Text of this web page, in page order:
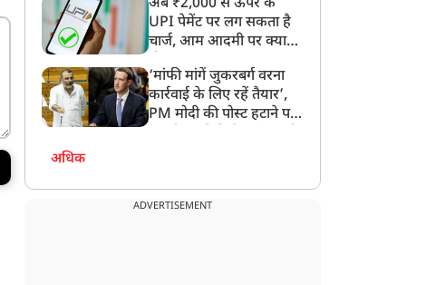
UPI पेमेंट पर लग सकता है
चार्ज, आम आदमी पर क्या
‘मांफी मांगें जुकरबर्ग वरना
कार्रवाई के लिए रहें तैयार’,
PM मोदी की पोस्ट हटाने पर
अधिक
ADVERTISEMENT